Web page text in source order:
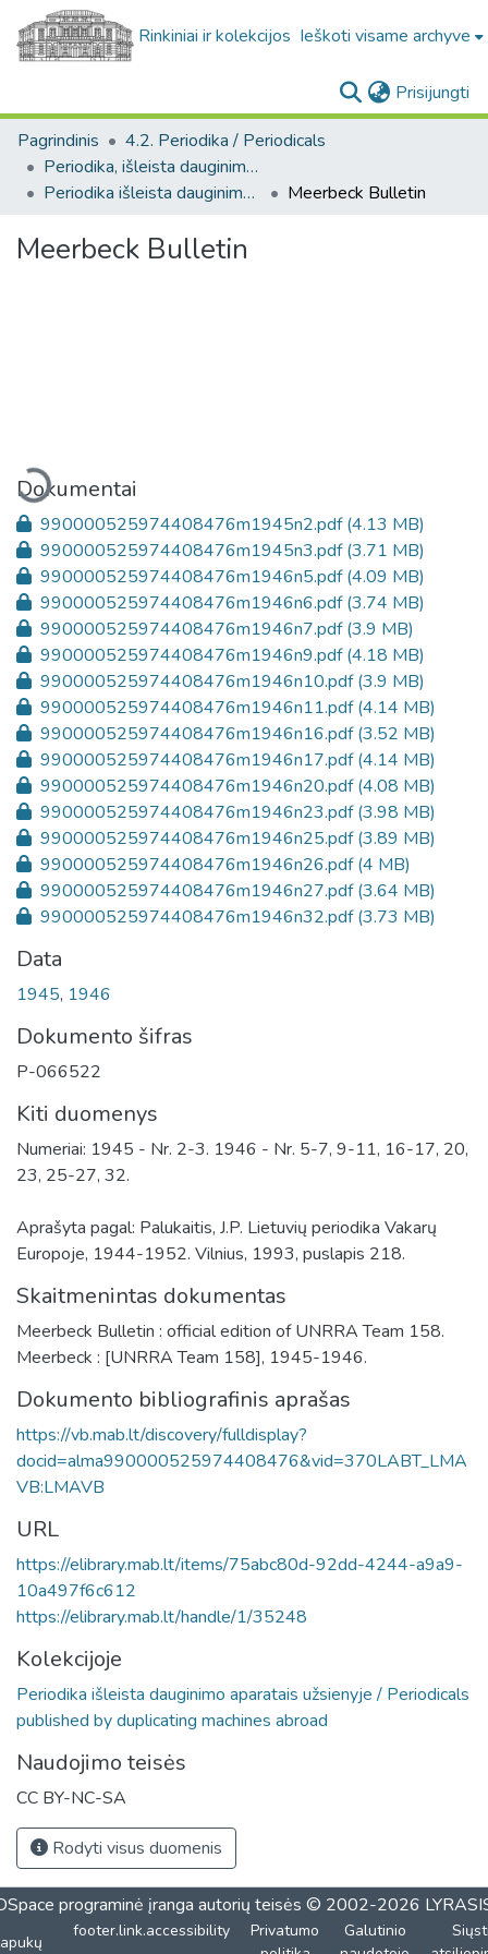
Rinkiniai ir kolekcijos Ieškoti visame archyve
Prisijungti
Pagrindinis
4.2. Periodika / Periodicals
Periodika, išleista dauginimo aparatais / Periodicals published by duplicating machines
Periodika išleista dauginimo aparatais užsienyje / Periodicals published by duplicating machines abroad
Meerbeck Bulletin
Meerbeck Bulletin
Įkeliama...
Dokumentai
990000525974408476m1945n2.pdf(4.13 MB)
990000525974408476m1945n3.pdf(3.71 MB)
990000525974408476m1946n5.pdf(4.09 MB)
990000525974408476m1946n6.pdf(3.74 MB)
990000525974408476m1946n7.pdf(3.9 MB)
990000525974408476m1946n9.pdf(4.18 MB)
990000525974408476m1946n10.pdf(3.9 MB)
990000525974408476m1946n11.pdf(4.14 MB)
990000525974408476m1946n16.pdf(3.52 MB)
990000525974408476m1946n17.pdf(4.14 MB)
990000525974408476m1946n20.pdf(4.08 MB)
990000525974408476m1946n23.pdf(3.98 MB)
990000525974408476m1946n25.pdf(3.89 MB)
990000525974408476m1946n26.pdf(4 MB)
990000525974408476m1946n27.pdf(3.64 MB)
990000525974408476m1946n32.pdf(3.73 MB)
Data
1945, 1946
Dokumento šifras
P-066522
Kiti duomenys
Numeriai: 1945 - Nr. 2-3. 1946 - Nr. 5-7, 9-11, 16-17, 20,
23, 25-27, 32.
Aprašyta pagal: Palukaitis, J.P. Lietuvių periodika Vakarų
Europoje, 1944-1952. Vilnius, 1993, puslapis 218.
Skaitmenintas dokumentas
Meerbeck Bulletin : official edition of UNRRA Team 158.
Meerbeck : [UNRRA Team 158], 1945-1946.
Dokumento bibliografinis aprašas
https://vb.mab.lt/discovery/fulldisplay?
docid=alma990000525974408476&vid=370LABT_LMA
VB:LMAVB
URL
https://elibrary.mab.lt/items/75abc80d-92dd-4244-a9a9-
10a497f6c612
https://elibrary.mab.lt/handle/1/35248
Kolekcijoje
Periodika išleista dauginimo aparatais užsienyje / Periodicals
published by duplicating machines abroad
Naudojimo teisės
CC BY-NC-SA
Rodyti visus duomenis
programinė įranga autorių teisės © 2002-2026
footer.link.accessibility
Privatumo
Galutinio